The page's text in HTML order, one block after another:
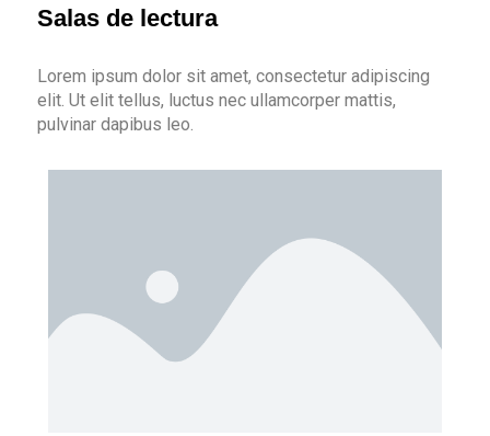
Salas de lectura
Lorem ipsum dolor sit amet, consectetur adipiscing
elit. Ut elit tellus, luctus nec ullamcorper mattis,
pulvinar dapibus leo.